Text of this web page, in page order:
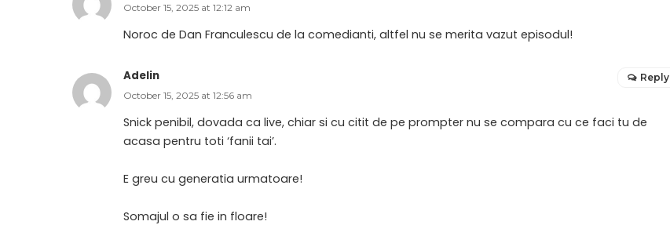
October 15, 2025 at 12:12 am
Noroc de Dan Franculescu de la comedianti, altfel nu se merita vazut episodul!
Adelin
October 15, 2025 at 12:56 am
Snick penibil, dovada ca live, chiar si cu citit de pe prompter nu se compara cu ce faci tu de
acasa pentru toti ‘fanii tai’.
E greu cu generatia urmatoare!
Somajul o sa fie in floare!
Reply